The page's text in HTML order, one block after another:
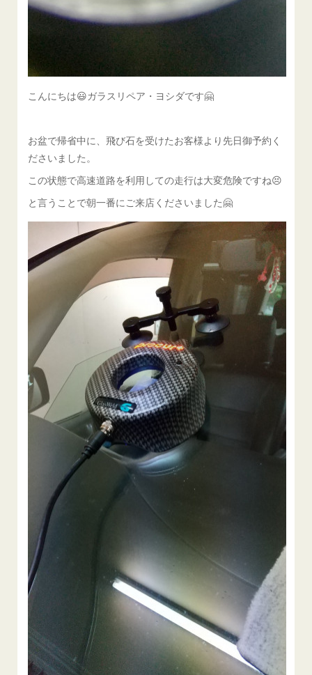
こんにちは😃ガラスリペア・ヨシダです🤗
お盆で帰省中に、飛び石を受けたお客様より先日御予約く
ださいました。
この状態で高速道路を利用しての走行は大変危険ですね😣
と言うことで朝一番にご来店くださいました🤗